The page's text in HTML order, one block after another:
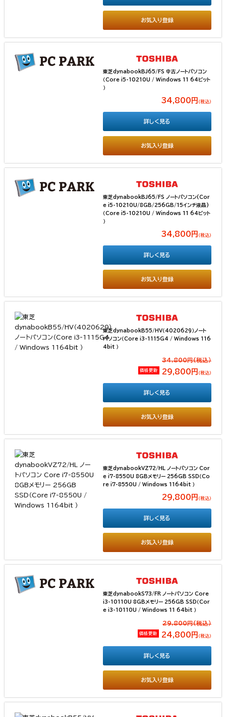
お気入り登録
東芝dynabookBJ65/FS 中古ノートパソコン
（Core i5-10210U / Windows 11 64ビット
）
34,800円 （税込）
お気入り登録
詳しく見る
東芝dynabookBJ65/FS ノートパソコン(Cor
e i5-10210U/8GB/256GB/15インチ液晶)
（Core i5-10210U / Windows 11 64ビット
）
34,800円 （税込）
お気入り登録
詳しく見る
東芝dynabookB55/HV（4020629）ノート
パソコン（Core i3-1115G4 / Windows 116
4bit ）
34,800円(税込）
価格更新 29,800円 （税込）
お気入り登録
詳しく見る
東芝dynabookVZ72/HL ノートパソコン Cor
e i7-8550U 8GBメモリー 256GB SSD（Co
re i7-8550U / Windows 1164bit ）
29,800円 （税込）
お気入り登録
詳しく見る
東芝dynabookS73/FR ノートパソコン Core
i3-10110U 8GBメモリー 256GB SSD（Cor
e i3-10110U / Windows 11 64bit ）
29,800円(税込）
価格更新 24,800円 （税込）
お気入り登録
詳しく見る